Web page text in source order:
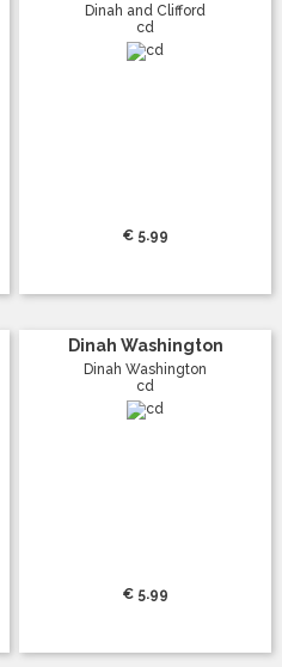
Dinah and Clifford
cd
€ 5.99
Dinah Washington
Dinah Washington
cd
€ 5.99